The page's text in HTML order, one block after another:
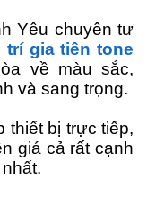
Yêu chuyên tư
trí gia tiên tone
về màu sắc,
và sang trọng.
thiết bị trực tiếp,
giá cả rất cạnh